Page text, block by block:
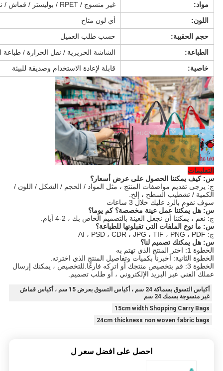
مواد:
غير منسوج / RPET / بوليستر / قماش / نايلون / قطن / أو حسب الطلب
اللون:
أي لون متاح
حجم الحقيبة:
حسب طلب العميل
الطباعة:
الشاشة الحريرية / نقل الحرارة /
خاصية:
قابلة لإعادة الاستخدام وصديقة للبيئة
التعليمات
س: كيف يمكننا الحصول على عرض أسعار؟
ج: يرجى تقديم مواصفات المنتج ، مثل المواد / الحجم / الشكل / اللون /
الكمية / تشطيب السطح ، إلخ.
سوف نقوم بالرد عليك خلال 3 ساعات
س: هل يمكننا عمل عينة مخصصة؟ كم يوما؟
ج: نعم ، يمكننا أن نجعل العينة بالتصميم الخاص بك ، 2-4 أيام.
س: ما نوع الملفات التي تقبلونها للطباعة؟
ج: AI ، PSD ، CDR ، JPG ، TIF ، PNG ، PDF
س: هل يمكنك تصميم لنا؟
الخطوة 1: اختر المنتج الذي تهتم به
الخطوة الثانية: أخبرنا بكميات وتفاصيل المنتج الذي اخترته.
الخطوة 3: قم بتخصيص منتجك أو اتركه فارغًا.للتخصيص ، يمكنك إرسال
عملك الفني عبر البريد الإلكتروني ، أو طلب تصميم.
أكياس التسوق بسماكة 24 سم ، أكياس التسوق بعرض 15 سم ، أكياس قماش
غير منسوجة بسمك 24 سم
15cm width Shopping Carry Bags
24cm thickness non woven fabric bags
احصل على افضل سعر ل